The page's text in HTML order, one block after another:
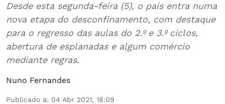
Desde esta segunda-feira (5), o país entra numa
nova etapa do desconfinamento, com destaque
para o regresso das aulas do 2.º e 3.º ciclos,
abertura de esplanadas e algum comércio
mediante regras.
Nuno Fernandes
Publicado a: 04 Abr 2021, 18:09